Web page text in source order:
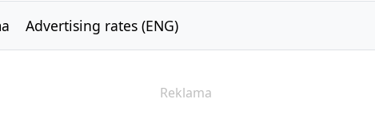
Advertising rates (ENG)
Reklama